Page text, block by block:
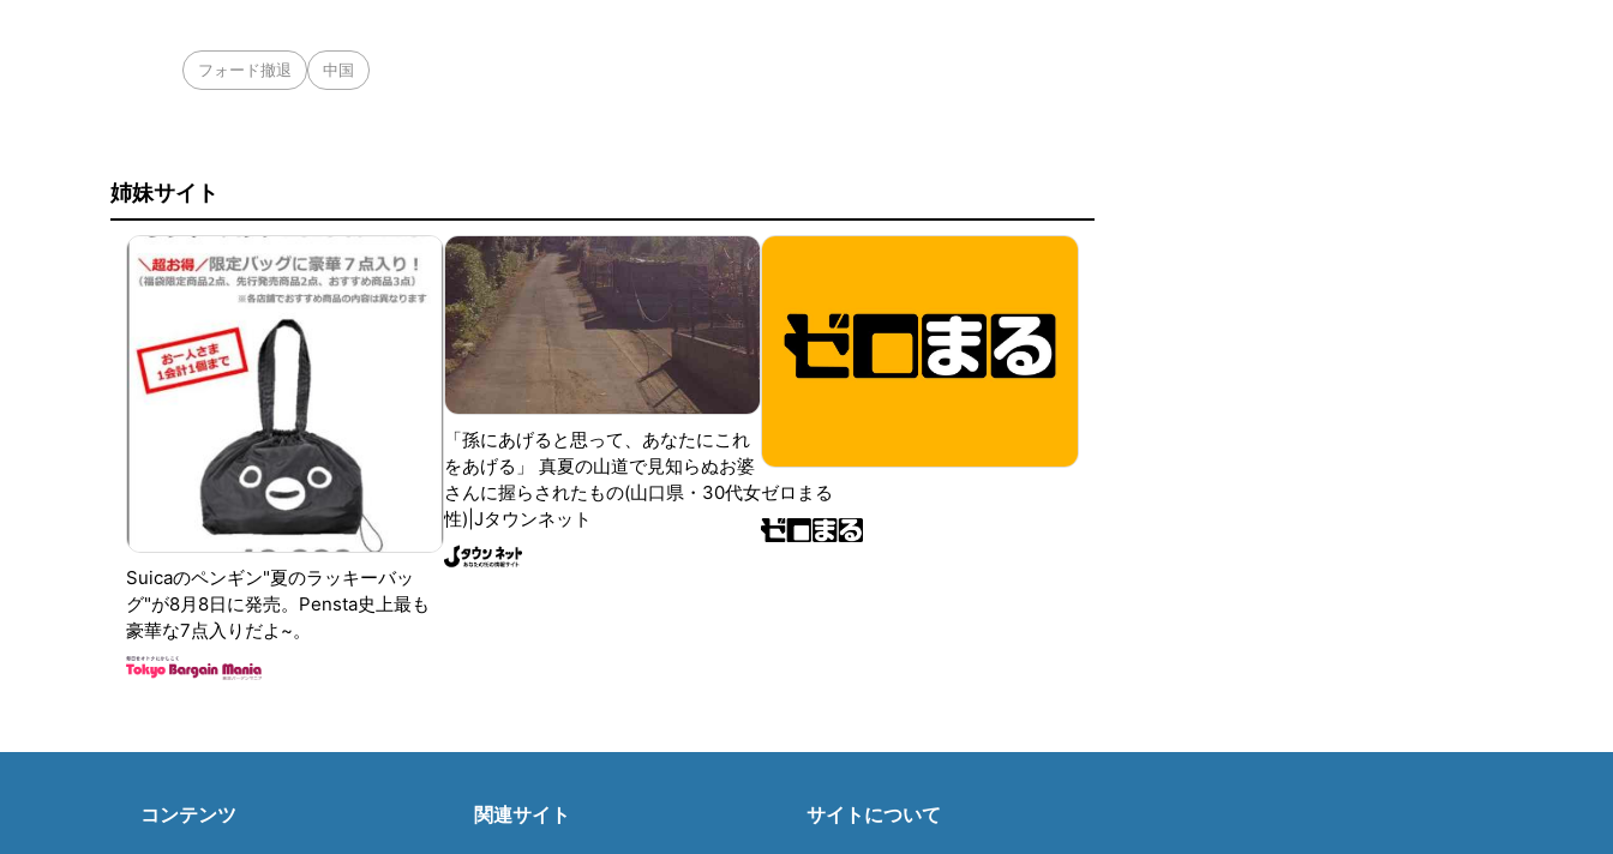
フォード撤退 中国
姉妹サイト
Suicaのペンギン"夏のラッキーバッ
グ"が8月8日に発売。Pensta史上最も
豪華な7点入りだよ~。
「孫にあげると思って、あなたにこれ
をあげる」 真夏の山道で見知らぬお婆
さんに握らされたもの(山口県・30代女
性)|Jタウンネット
ゼロまる
コンテンツ 関連サイト サイトについて